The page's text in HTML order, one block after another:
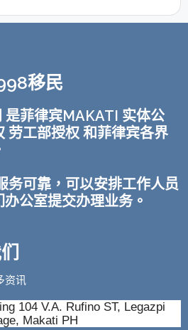
移民
是菲律宾MAKATI 实体公
劳工部授权 和菲律宾各界
务可靠，可以安排工作人员
公室提交办理业务。
资讯
104 V.A. Rufino ST, Legazpi
Makati PH